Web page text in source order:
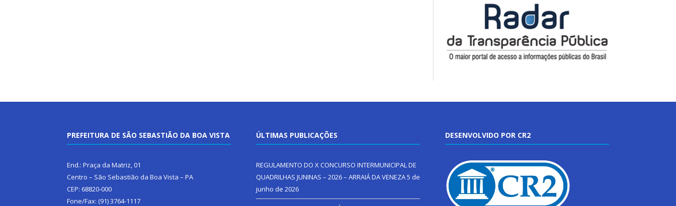
PREFEITURA DE SÃO SEBASTIÃO DA BOA VISTA
End.: Praça da Matriz, 01
Centro – São Sebastião da Boa Vista – PA
CEP: 68820-000
Fone/Fax: (91) 3764-1117
ÚLTIMAS PUBLICAÇÕES
REGULAMENTO DO X CONCURSO INTERMUNICIPAL DE
QUADRILHAS JUNINAS – 2026 – ARRAIÁ DA VENEZA5 de
junho de 2026
DESENVOLVIDO POR CR2